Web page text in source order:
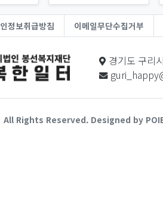
정보취급방침 이메일무단수집거부
경기도 구리
All Rights Reserved. Designed by